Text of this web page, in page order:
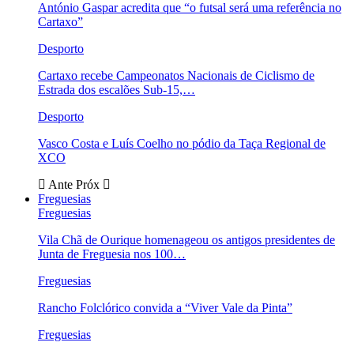
António Gaspar acredita que “o futsal será uma referência no
Cartaxo”
Desporto
Cartaxo recebe Campeonatos Nacionais de Ciclismo de
Estrada dos escalões Sub-15,…
Desporto
Vasco Costa e Luís Coelho no pódio da Taça Regional de
XCO
Ante Próx
Freguesias
Freguesias
Vila Chã de Ourique homenageou os antigos presidentes de
Junta de Freguesia nos 100…
Freguesias
Rancho Folclórico convida a “Viver Vale da Pinta”
Freguesias